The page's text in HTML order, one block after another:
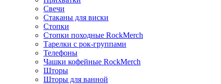
Свечи
Стаканы для виски
Стопки
Стопки походные RockMerch
Тарелки с рок-группами
Телефоны
Чашки кофейные RockMerch
Шторы
Шторы для ванной